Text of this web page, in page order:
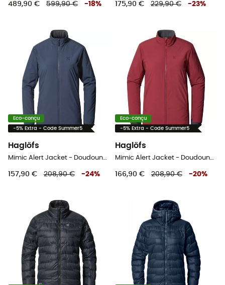
489,90 € 599,90 € -18% 175,90 € 229,90 € -23%
Eco-conçu
-5% Extra - Code Summer5
Haglöfs
Mimic Alert Jacket - Doudoune femme
157,90 € 208,90 € -24%
Eco-conçu
-5% Extra - Code Summer5
Haglöfs
Mimic Alert Jacket - Doudoune femme
166,90 € 208,90 € -20%